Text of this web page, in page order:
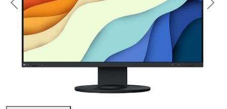
<< Предишна